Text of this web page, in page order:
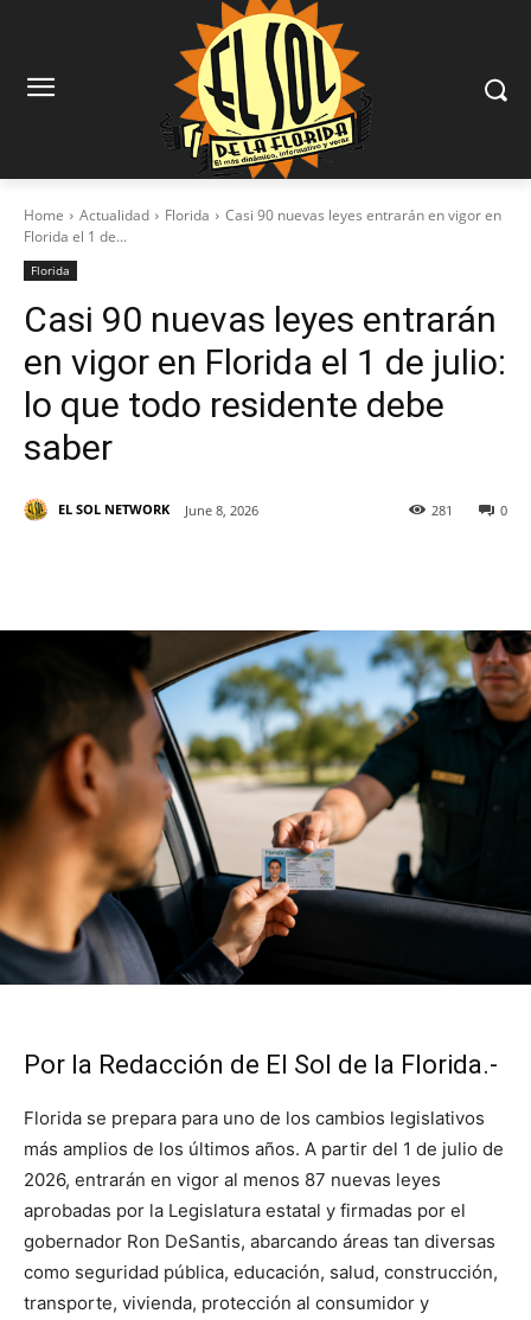
Home Actualidad Florida
Casi 90 nuevas leyes entrarán en vigor en
Florida el 1 de...
Florida
Casi 90 nuevas leyes entrarán
en vigor en Florida el 1 de julio:
lo que todo residente debe
saber
EL SOL NETWORK June 8, 2026 0
281
Por la Redacción de El Sol de la Florida.-
Florida se prepara para uno de los cambios legislativos
más amplios de los últimos años. A partir del 1 de julio de
2026, entrarán en vigor al menos 87 nuevas leyes
aprobadas por la Legislatura estatal y firmadas por el
gobernador Ron DeSantis, abarcando áreas tan diversas
como seguridad pública, educación, salud, construcción,
transporte, vivienda, protección al consumidor y